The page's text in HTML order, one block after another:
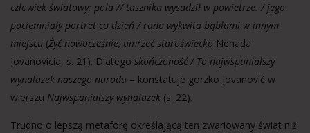
człowiek światowy: pola // tasznika wysadził w powietrze. / jego
pociemniały portret co dzień / rano wykwita bąblami w innym
miejscu (Żyć nowocześnie, umrzeć staroświecko Nenada
Jovanovicia, s. 21). Dlatego skończoność / To najwspanialszy
wynalazek naszego narodu – konstatuje gorzko Jovanović w
wierszu Najwspanialszy wynalazek (s. 22).
Trudno o lepszą metaforę określającą ten zwariowany świat niż